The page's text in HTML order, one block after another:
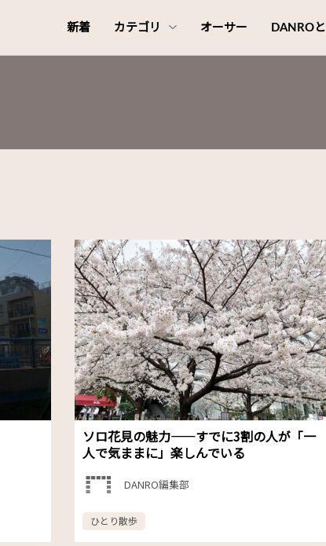
新着 カテゴリ オーサー DANRO
ソロ花見の魅力——すでに3割の人が「一
人で気ままに」楽しんでいる
DANRO編集部
ひとり散歩